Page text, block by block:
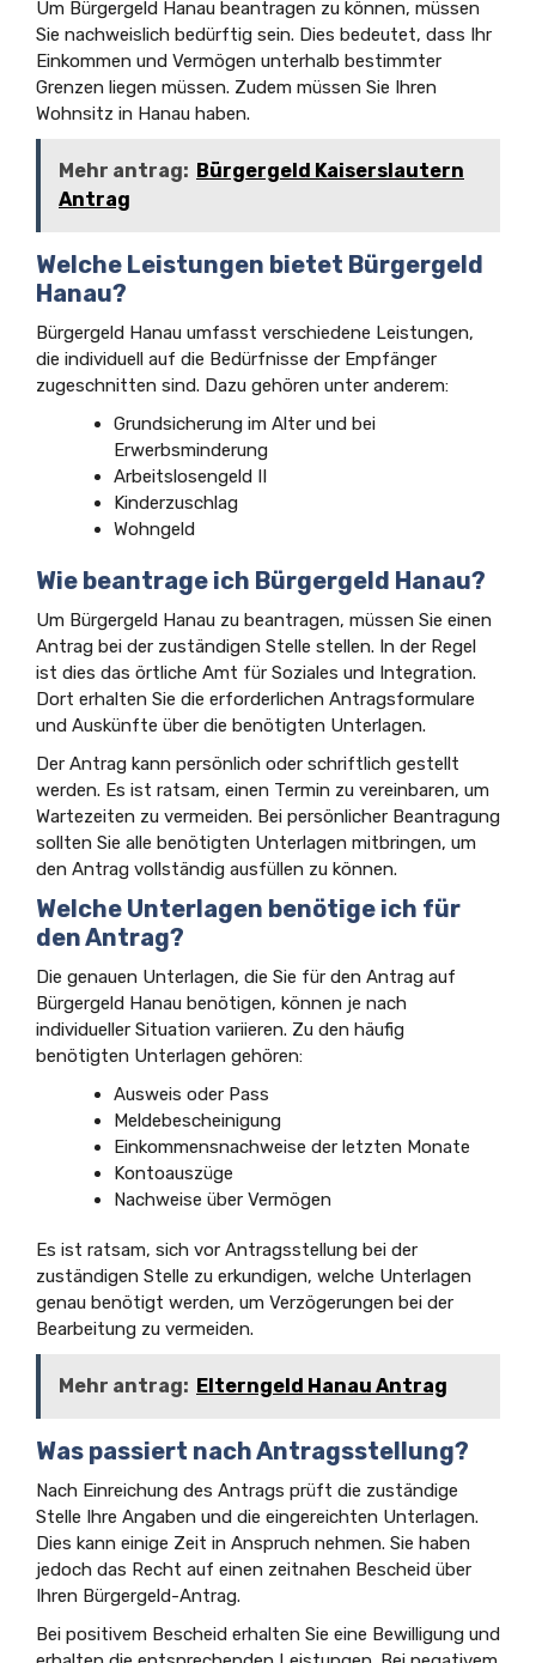
Um Bürgergeld Hanau beantragen zu können, müssen
Sie nachweislich bedürftig sein. Dies bedeutet, dass Ihr
Einkommen und Vermögen unterhalb bestimmter
Grenzen liegen müssen. Zudem müssen Sie Ihren
Wohnsitz in Hanau haben.
Mehr antrag: Bürgergeld Kaiserslautern
Antrag
Welche Leistungen bietet Bürgergeld
Hanau?
Bürgergeld Hanau umfasst verschiedene Leistungen,
die individuell auf die Bedürfnisse der Empfänger
zugeschnitten sind. Dazu gehören unter anderem:
Grundsicherung im Alter und bei
Erwerbsminderung
Arbeitslosengeld II
Kinderzuschlag
Wohngeld
Wie beantrage ich Bürgergeld Hanau?
Um Bürgergeld Hanau zu beantragen, müssen Sie einen
Antrag bei der zuständigen Stelle stellen. In der Regel
ist dies das örtliche Amt für Soziales und Integration.
Dort erhalten Sie die erforderlichen Antragsformulare
und Auskünfte über die benötigten Unterlagen.
Der Antrag kann persönlich oder schriftlich gestellt
werden. Es ist ratsam, einen Termin zu vereinbaren, um
Wartezeiten zu vermeiden. Bei persönlicher Beantragung
sollten Sie alle benötigten Unterlagen mitbringen, um
den Antrag vollständig ausfüllen zu können.
Welche Unterlagen benötige ich für
den Antrag?
Die genauen Unterlagen, die Sie für den Antrag auf
Bürgergeld Hanau benötigen, können je nach
individueller Situation variieren. Zu den häufig
benötigten Unterlagen gehören:
Ausweis oder Pass
Meldebescheinigung
Einkommensnachweise der letzten Monate
Kontoauszüge
Nachweise über Vermögen
Es ist ratsam, sich vor Antragsstellung bei der
zuständigen Stelle zu erkundigen, welche Unterlagen
genau benötigt werden, um Verzögerungen bei der
Bearbeitung zu vermeiden.
Mehr antrag: Elterngeld Hanau Antrag
Was passiert nach Antragsstellung?
Nach Einreichung des Antrags prüft die zuständige
Stelle Ihre Angaben und die eingereichten Unterlagen.
Dies kann einige Zeit in Anspruch nehmen. Sie haben
jedoch das Recht auf einen zeitnahen Bescheid über
Ihren Bürgergeld-Antrag.
Bei positivem Bescheid erhalten Sie eine Bewilligung und